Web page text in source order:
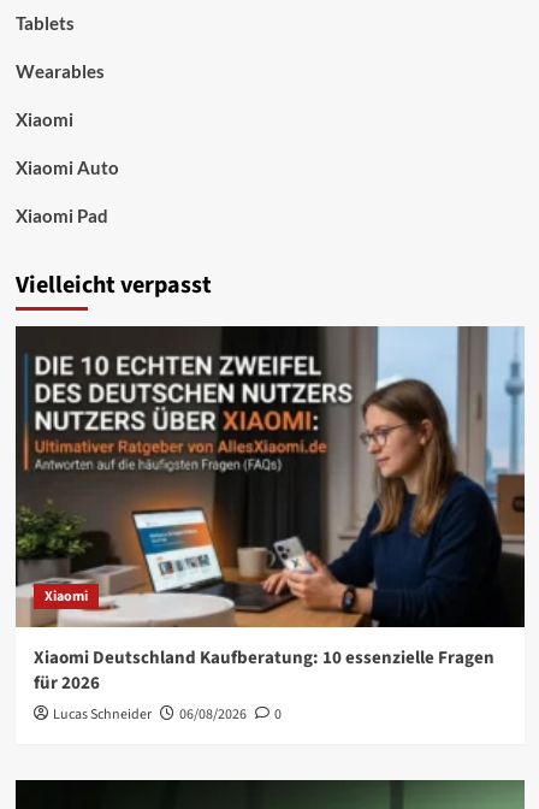
Tablets
Wearables
Xiaomi
Xiaomi Auto
Xiaomi Pad
Vielleicht verpasst
Xiaomi
Xiaomi Deutschland Kaufberatung: 10 essenzielle Fragen
für 2026
Lucas Schneider 06/08/2026 0